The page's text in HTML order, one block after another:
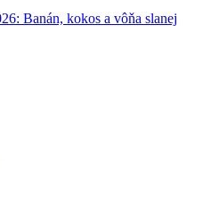
Banán, kokos a vôňa slanej